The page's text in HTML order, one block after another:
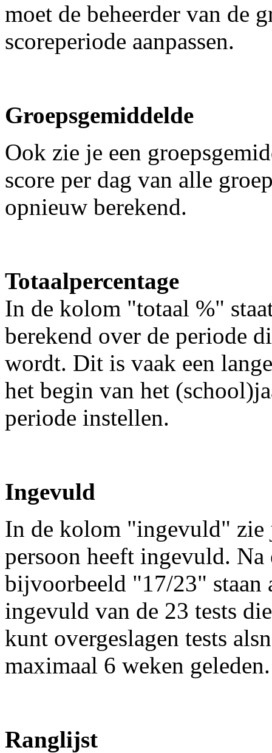
moet de beheerder van de
scoreperiode aanpassen.
Groepsgemiddelde
Ook zie je een
score per dag van alle
opnieuw berekend.
Totaalpercentage
In de kolom "totaal %"
berekend over de periode
wordt. Dit is vaak een
het begin van het
periode instellen.
Ingevuld
In de kolom "ingevuld" zie
persoon heeft ingevuld. Na
bijvoorbeeld "17/23" staan
ingevuld van de 23 tests
kunt overgeslagen tests
maximaal 6 weken geleden.
Ranglijst